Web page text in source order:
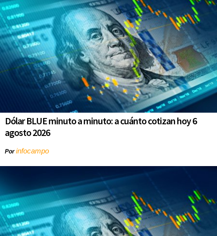
Dólar BLUE minuto a minuto: a cuánto cotizan hoy 6
agosto 2026
Porinfocampo